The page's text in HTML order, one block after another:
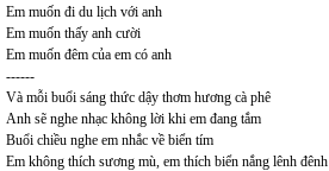
Em muốn đi du lịch với anh
Em muốn thấy anh cười
Em muốn đêm của em có anh
------
Và mỗi buổi sáng thức dậy thơm hương cà phê
Anh sẽ nghe nhạc không lời khi em đang tắm
Buổi chiều nghe em nhắc về biển tím
Em không thích sương mù, em thích biển nắng lênh đênh